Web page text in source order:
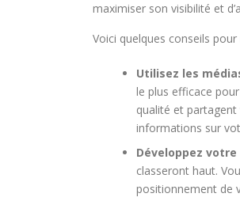
maximiser son visibilité et
Voici quelques conseils
Utilisez les
le plus efficace
qualité et
informations sur
Développez votre
classeront haut.
positionnement de